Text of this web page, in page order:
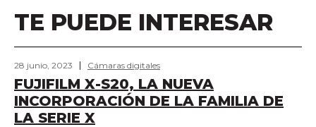
TE PUEDE INTERESAR
28 junio, 2023 Cámaras digitales
FUJIFILM X-S20, LA NUEVA
INCORPORACIÓN DE LA FAMILIA DE
LA SERIE X